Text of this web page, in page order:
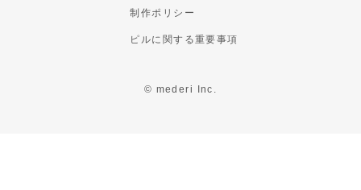
制作ポリシー
ピルに関する重要事項
© mederi Inc.